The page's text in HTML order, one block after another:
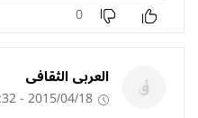
0
العربى الثقافى
2015/04/18 - 19:32